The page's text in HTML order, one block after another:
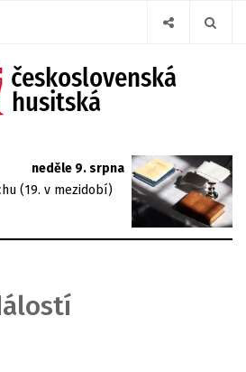
neděle 9. srpna
(19. v mezidobí)